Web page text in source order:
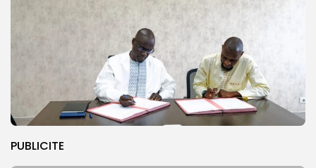
PUBLICITE